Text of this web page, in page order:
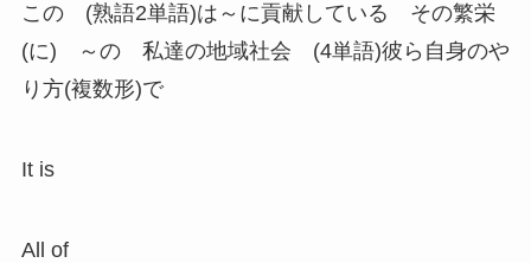
この (熟語2単語)は～に貢献している その繁栄
(に) ～の 私達の地域社会 (4単語)彼ら自身のや
り方(複数形)で
It is
All of